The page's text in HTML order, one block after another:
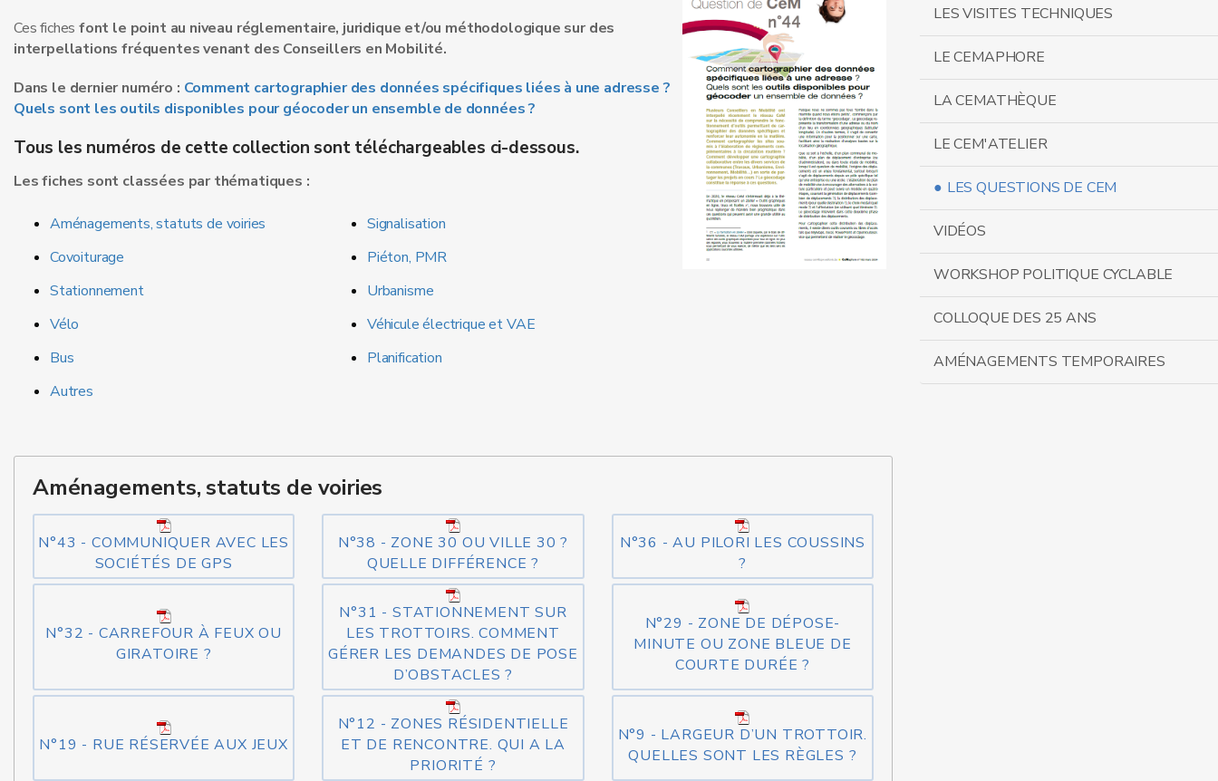
Ces fichesfont le point au niveau réglementaire, juridique et/ou méthodologique sur des
interpellations fréquentes venant des Conseillers en Mobilité.
Dans le dernier numéro : Comment cartographier des données spécifiques liées à une adresse ?
Quels sont les outils disponibles pour géocoder un ensemble de données ?
Tous les numéros de cette collection sont téléchargeables ci-dessous.
Les fiches sont classées par thématiques :
Aménagements, statuts de voiries
Signalisation
Covoiturage
Piéton, PMR
Stationnement
Urbanisme
Vélo
Véhicule électrique et VAE
Bus
Planification
Autres
Aménagements, statuts de voiries
N°43 - COMMUNIQUER AVEC LES
SOCIÉTÉS DE GPS
N°38 - ZONE 30 OU VILLE 30 ?
QUELLE DIFFÉRENCE ?
N°36 - AU PILORI LES COUSSINS
?
N°32 - CARREFOUR À FEUX OU
GIRATOIRE ?
N°31 - STATIONNEMENT SUR
LES TROTTOIRS. COMMENT
GÉRER LES DEMANDES DE POSE
D’OBSTACLES ?
N°29 - ZONE DE DÉPOSE-
MINUTE OU ZONE BLEUE DE
COURTE DURÉE ?
N°19 - RUE RÉSERVÉE AUX JEUX
N°12 - ZONES RÉSIDENTIELLE
ET DE RENCONTRE. QUI A LA
PRIORITÉ ?
N°9 - LARGEUR D’UN TROTTOIR.
QUELLES SONT LES RÈGLES ?
LES VISITES TECHNIQUES
LE CEMAPHORE
LA CEMATHÈQUE
LE CEM'ATELIER
LES QUESTIONS DE CEM
VIDÉOS
WORKSHOP POLITIQUE CYCLABLE
COLLOQUE DES 25 ANS
AMÉNAGEMENTS TEMPORAIRES